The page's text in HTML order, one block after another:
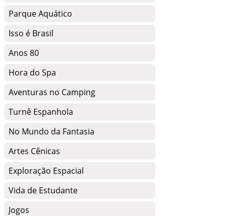
Parque Aquático
Isso é Brasil
Anos 80
Hora do Spa
Aventuras no Camping
Turnê Espanhola
No Mundo da Fantasia
Artes Cênicas
Exploração Espacial
Vida de Estudante
Jogos